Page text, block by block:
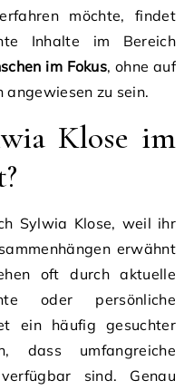
möchte, findet
Inhalte im Bereich
im Fokus, ohne auf
angewiesen zu sein.
Klose im
Sylwia Klose, weil ihr
erwähnt
oft durch aktuelle
oder persönliche
ein häufig gesuchter
dass umfangreiche
sind. Genau